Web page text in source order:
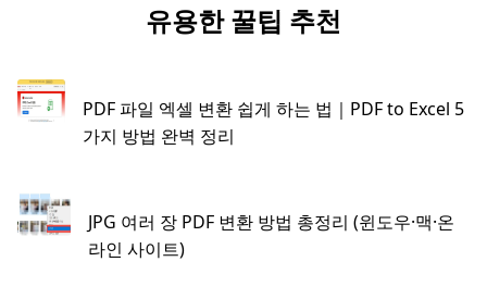
유용한 꿀팁 추천
PDF 파일 엑셀 변환 쉽게 하는 법｜PDF to Excel 5
가지 방법 완벽 정리
JPG 여러 장 PDF 변환 방법 총정리 (윈도우·맥·온
라인 사이트)